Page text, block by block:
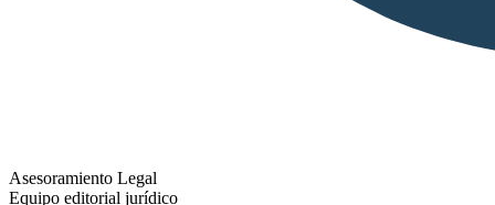
Asesoramiento Legal
Equipo editorial jurídico